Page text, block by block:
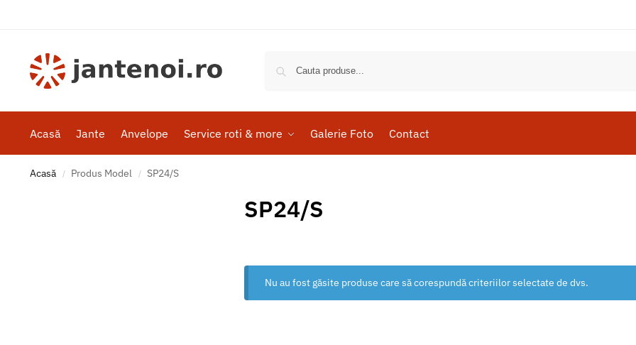
Acasă Jante Anvelope Service roti & more Galerie Foto Contact
Acasă / Produs Model / SP24/S
SP24/S
Nu au fost găsite produse care să corespundă criteriilor selectate de dvs.